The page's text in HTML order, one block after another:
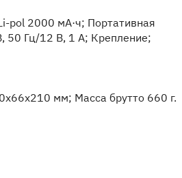
pol 2000 мА·ч; Портативная
50 Гц/12 В, 1 А; Крепление;
мм; Масса брутто 660 г.